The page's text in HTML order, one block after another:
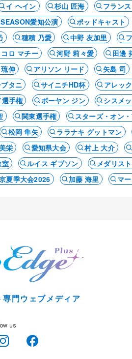
イ ヘイン 杉山 匠海
フラン
愛知公演
ポッドキャスト
穂積 乃愛 中野 友加里
ロ マチー 河野 莉々愛 田邊
伸 アリソン リード 矢島 司
タニ サイニチHD杯 アレッ
手権
ボーヤン ジン シスメ
関東選手権 スターズ・オン
松岡 隼矢 ララナキ グットマン
栄 愛知県大会 村上 大介
室
ルイス ギブソン メダリス
夏季大会2026 加藤 海里 マ
門ウェブメディア
us